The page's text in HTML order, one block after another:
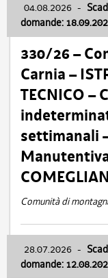
04.08.2026 -
domande:
330/26 –
Carnia –
TECNICO –
settimanali
Comunità di
28.07.2026 -
domande: